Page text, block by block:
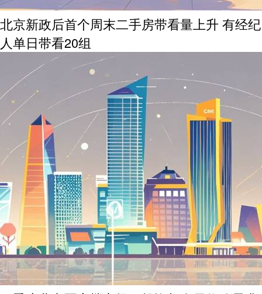
北京新政后首个周末二手房带看量上升 有经纪
人单日带看20组